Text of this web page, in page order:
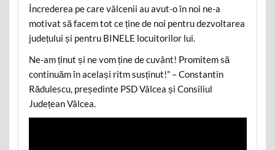
Încrederea pe care vâlcenii au avut-o în noi ne-a
motivat să facem tot ce ține de noi pentru dezvoltarea
județului și pentru BINELE locuitorilor lui.
Ne-am ținut și ne vom ține de cuvânt! Promitem să
continuăm în același ritm susținut!” – Constantin
Rădulescu, președinte PSD Vâlcea și Consiliul
Județean Vâlcea.